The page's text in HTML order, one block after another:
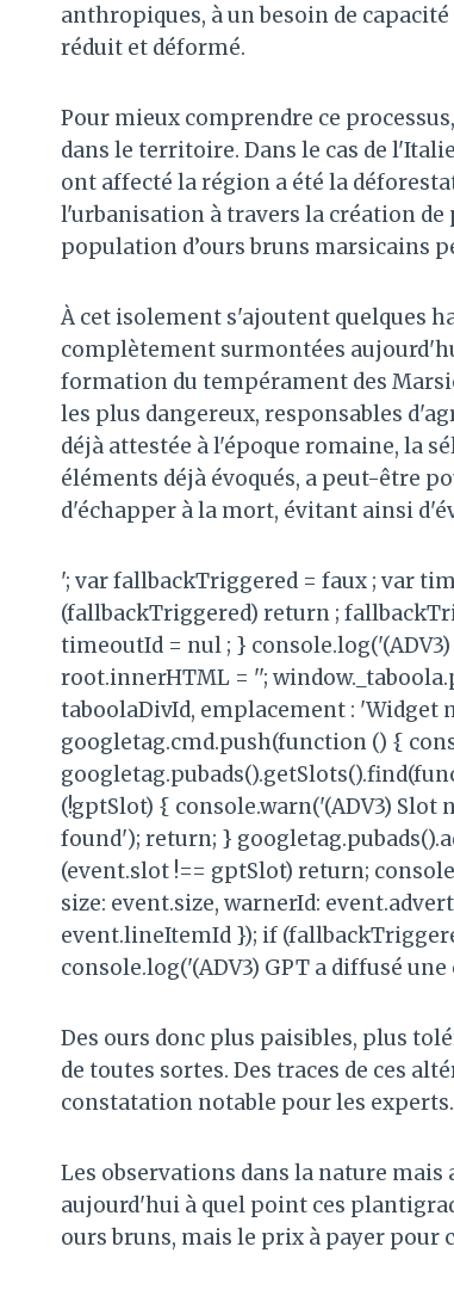
anthropiques, à un besoin de
réduit et déformé.
Pour mieux comprendre ce
dans le territoire. Dans le cas de
ont affecté la région a été la
l'urbanisation à travers la création
population d’ours bruns marsicains
À cet isolement s'ajoutent quelques
complètement surmontées
formation du tempérament des
les plus dangereux, responsables
déjà attestée à l'époque romaine, la
éléments déjà évoqués, a peut-être
d'échapper à la mort, évitant ainsi
'; var fallbackTriggered = faux ; var
(fallbackTriggered) return ;
timeoutId = nul ; } console.log('(ADV3)
root.innerHTML = '';
taboolaDivId, emplacement : 'Widget
googletag.cmd.push(function () {
(!gptSlot) { console.warn('(ADV3)
found'); return; }
(event.slot !== gptSlot) return;
size: event.size, warnerId:
event.lineItemId }); if
console.log('(ADV3) GPT a diffusé
Des ours donc plus paisibles, plus
de toutes sortes. Des traces de ces
constatation notable pour les experts.
Les observations dans la nature
aujourd'hui à quel point ces
ours bruns, mais le prix à payer pour